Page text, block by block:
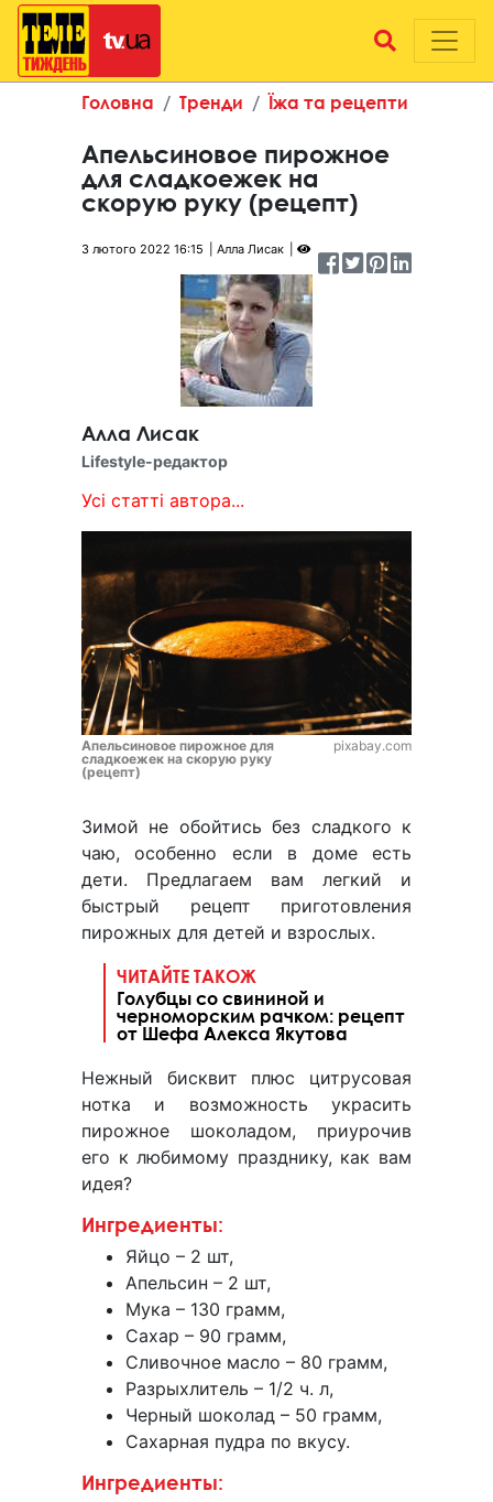
Головна Тренди Їжа та рецепти
Апельсиновое пирожное
для сладкоежек на
скорую руку (рецепт)
3 лютого 2022 16:15 Алла Лисак
Алла Лисак
Lifestyle-редактор
Усі статті автора...
Апельсиновое пирожное для
сладкоежек на скорую руку
(рецепт)
pixabay.com
Зимой не обойтись без сладкого к
чаю, особенно если в доме есть
дети. Предлагаем вам легкий и
быстрый рецепт приготовления
пирожных для детей и взрослых.
ЧИТАЙТЕ ТАКОЖ
Голубцы со свининой и
черноморским рачком: рецепт
от Шефа Алекса Якутова
Нежный бисквит плюс цитрусовая
нотка и возможность украсить
пирожное шоколадом, приурочив
его к любимому празднику, как вам
идея?
Ингредиенты:
Яйцо – 2 шт,
Апельсин – 2 шт,
Мука – 130 грамм,
Сахар – 90 грамм,
Сливочное масло – 80 грамм,
Разрыхлитель – 1/2 ч. л,
Черный шоколад – 50 грамм,
Сахарная пудра по вкусу.
Ингредиенты: